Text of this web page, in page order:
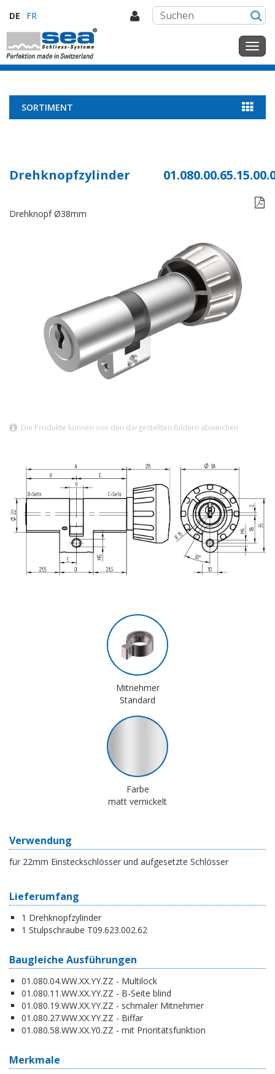
DE FR
SORTIMENT
Drehknopfzylinder

Drehknopf Ø38mm
Die Produkte können von den dargestellten Bildern abweichen
Mitnehmer
Standard
Farbe
matt vernickelt
Verwendung
für 22mm Einsteckschlösser und aufgesetzte Schlösser
Lieferumfang
1 Drehknopfzylinder
1 Stulpschraube T09.623.002.62
Baugleiche Ausführungen
01.080.04.WW.XX.YY.ZZ - Multilock
01.080.11.WW.XX.YY.ZZ - B-Seite blind
01.080.19.WW.XX.YY.ZZ - schmaler Mitnehmer
01.080.27.WW.XX.YY.ZZ - Biffar
01.080.58.WW.XX.Y0.ZZ - mit Prioritätsfunktion
Merkmale